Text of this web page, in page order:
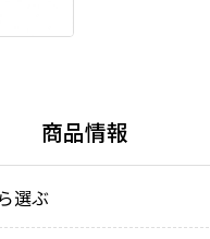
商品情報
選ぶ